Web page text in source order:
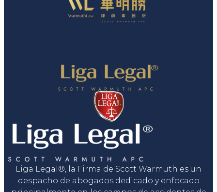
Liga Legal®, la Firma de Scott Warmuth es un
despacho de abogados dedicado y enfocado